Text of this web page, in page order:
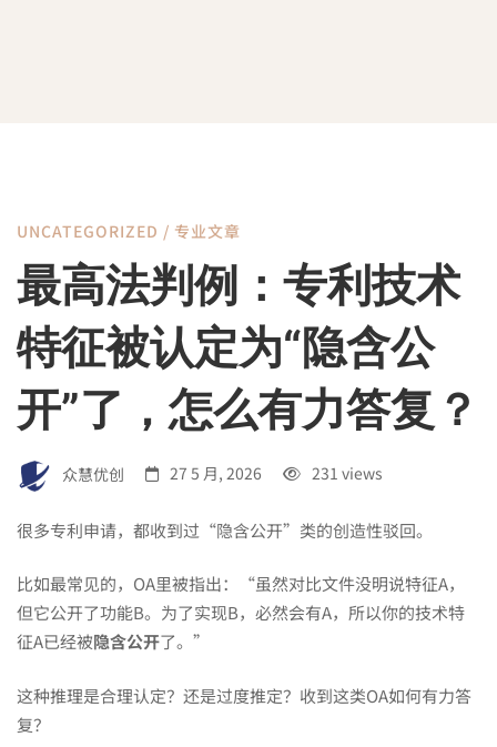
最
高
法
判
例：
专
利
UNCATEGORIZED / 专业文章
最高法判例：专利技术
特征被认定为“隐含公
开”了，怎么有力答复？
众慧优创 27 5 月, 2026 231 views
很多专利申请，都收到过“隐含公开”类的创造性驳回。
比如最常见的，OA里被指出：“虽然对比文件没明说特征A，
但它公开了功能B。为了实现B，必然会有A，所以你的技术特
征A已经被隐含公开了。”
这种推理是合理认定？还是过度推定？收到这类OA如何有力答
复？